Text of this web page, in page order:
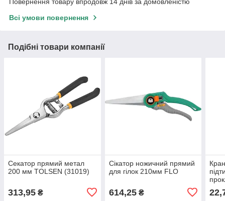
Всі умови повернення
Подібні товари компанії
Секатор прямий метал
200 мм TOLSEN (31019)
313,95 ₴
Сікатор ножичний прямий
для гілок 210мм FLO
614,25₴